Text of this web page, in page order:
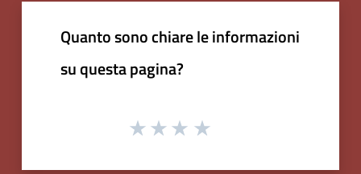
Quanto sono chiare le informazioni
su questa pagina?